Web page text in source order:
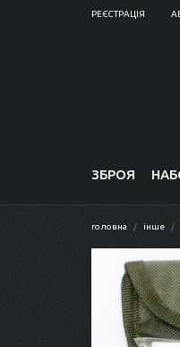
РЕЄСТРАЦІЯ
ЗБРОЯ
головна інше